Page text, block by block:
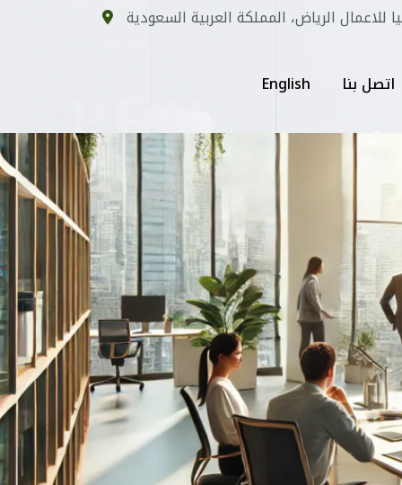
للاعمال الرياض، المملكة العربية السعودية
اتصل بنا English